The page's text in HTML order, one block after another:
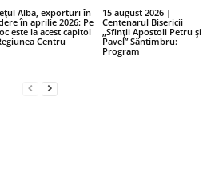
Alba, exporturi în
în aprilie 2026: Pe
este la acest capitol
Centru
15 august 2026 |
Centenarul Bisericii
„Sfinții Apostoli Petru și
Pavel” Sântimbru:
Program